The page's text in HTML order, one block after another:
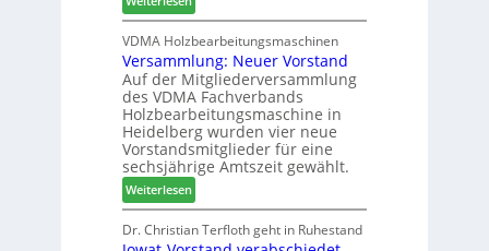
r
i
m
e
n
t
s
s
F
ü
h
r
u
n
g
n
H
D
H
f
o
r
d
e
r
t
N
a
VDMA Holzbearbeitungsmaschinen
Versammlung: Neuer Vorstand
Auf der Mitgliederversammlung
des VDMA Fachverbands
Holzbearbeitungsmaschine in
Heidelberg wurden vier neue
Vorstandsmitglieder für eine
sechsjährige Amtszeit gewählt.
Weiterlesen:
V
e
r
Dr. Christian Terfloth geht in Ruhestand